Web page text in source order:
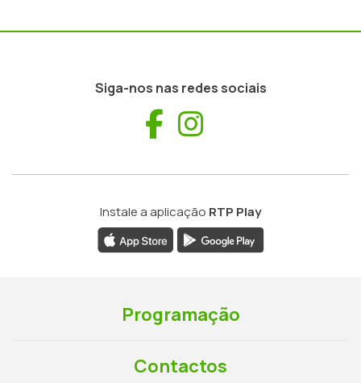
Siga-nos nas redes sociais
Facebook
Instale a aplicação RTP Play
Programação
Contactos